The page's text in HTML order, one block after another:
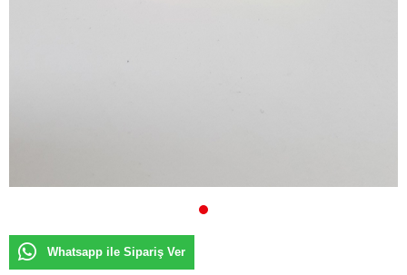
Whatsapp ile Sipariş Ver